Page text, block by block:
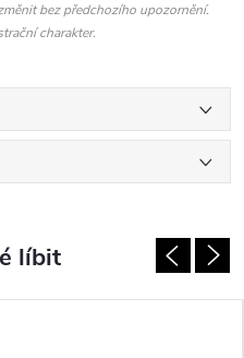
bez předchozího upozornění.
charakter.